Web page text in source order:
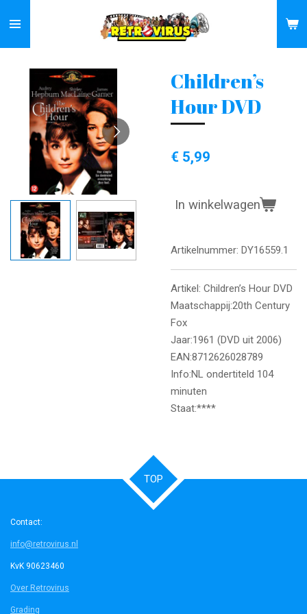
direct
naar
hoofdinhoud
Children’s
Hour DVD
€ 5,99
In winkelwagen
Artikelnummer: DY16559.1
Artikel: Children’s Hour DVD
Maatschappij:20th Century
Fox
Jaar:1961 (DVD uit 2006)
EAN:8712626028789
Info:NL ondertiteld 104
minuten
Staat:****
TOP
Contact:
info@retrovirus.nl
KvK 90623460
Over Retrovirus
Grading